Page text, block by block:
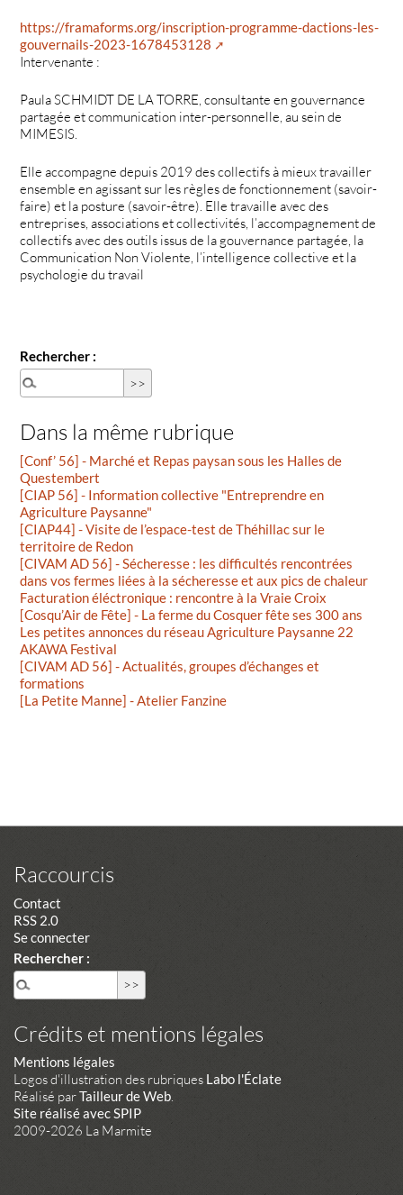
https://framaforms.org/inscription-programme-dactions-les-
gouvernails-2023-1678453128
Intervenante :
Paula SCHMIDT DE LA TORRE, consultante en gouvernance
partagée et communication inter-personnelle, au sein de
MIMESIS.
Elle accompagne depuis 2019 des collectifs à mieux travailler
ensemble en agissant sur les règles de fonctionnement (savoir-
faire) et la posture (savoir-être). Elle travaille avec des
entreprises, associations et collectivités, l’accompagnement de
collectifs avec des outils issus de la gouvernance partagée, la
Communication Non Violente, l’intelligence collective et la
psychologie du travail
Rechercher :
Dans la même rubrique
[Conf’ 56] - Marché et Repas paysan sous les Halles de
Questembert
[CIAP 56] - Information collective "Entreprendre en
Agriculture Paysanne"
[CIAP44] - Visite de l’espace-test de Théhillac sur le
territoire de Redon
[CIVAM AD 56] - Sécheresse : les difficultés rencontrées
dans vos fermes liées à la sécheresse et aux pics de chaleur
Facturation éléctronique : rencontre à la Vraie Croix
[Cosqu’Air de Fête] - La ferme du Cosquer fête ses 300 ans
Les petites annonces du réseau Agriculture Paysanne 22
AKAWA Festival
[CIVAM AD 56] - Actualités, groupes d’échanges et
formations
[La Petite Manne] - Atelier Fanzine
Raccourcis
Contact
RSS 2.0
Se connecter
Rechercher :
Crédits et mentions légales
Mentions légales
Logos d'illustration des rubriques Labo l'Éclate
Réalisé parTailleur de Web.
Site réalisé avec SPIP
2009-2026 La Marmite